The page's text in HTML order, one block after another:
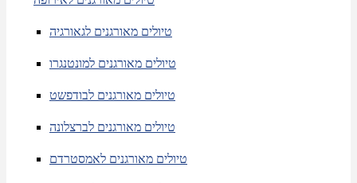
טיולים מאורגנים לגאורגיה
טיולים מאורגנים למונטנגרו
טיולים מאורגנים לבודפשט
טיולים מאורגנים לברצלונה
טיולים מאורגנים לאמסטרדם